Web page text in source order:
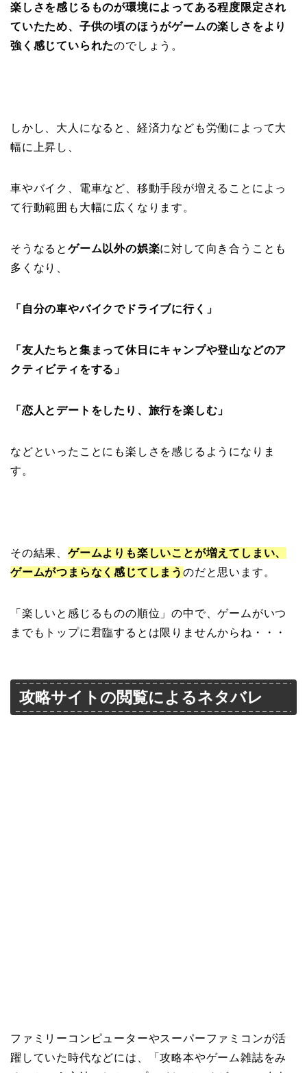
楽しさを感じるものが環境によってある程度限定され
ていたため、子供の頃のほうがゲームの楽しさをより
強く感じていられたのでしょう。
しかし、大人になると、経済力なども労働によって大
幅に上昇し、
車やバイク、電車など、移動手段が増えることによっ
て行動範囲も大幅に広くなります。
そうなると ゲーム以外の娯楽に対して向き合うことも
多くなり、
「自分の車やバイクでドライブに行く」
「友人たちと集まって休日にキャンプや登山などのア
クティビティをする」
「恋人とデートをしたり、旅行を楽しむ」
などといったことにも楽しさを感じるようになりま
す。
その結果、 ゲームよりも楽しいことが増えてしまい、
ゲームがつまらなく感じてしまうのだと思います。
「楽しいと感じるものの順位」の中で、ゲームがいつ
までもトップに君臨するとは限りませんからね・・・
攻略サイトの閲覧によるネタバレ
ファミリーコンピューターやスーパーファミコンが活
躍していた時代などには、「攻略本やゲーム雑誌をみ